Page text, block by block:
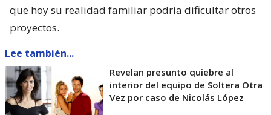
que hoy su realidad familiar podría dificultar otros
proyectos.
Lee también...
Revelan presunto quiebre al
interior del equipo de Soltera Otra
Vez por caso de Nicolás López